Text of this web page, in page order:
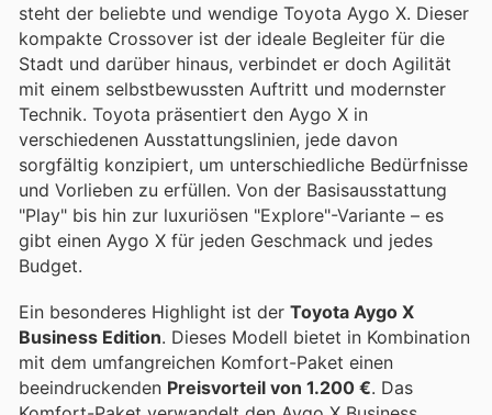
steht der beliebte und wendige Toyota Aygo X. Dieser
kompakte Crossover ist der ideale Begleiter für die
Stadt und darüber hinaus, verbindet er doch Agilität
mit einem selbstbewussten Auftritt und modernster
Technik. Toyota präsentiert den Aygo X in
verschiedenen Ausstattungslinien, jede davon
sorgfältig konzipiert, um unterschiedliche Bedürfnisse
und Vorlieben zu erfüllen. Von der Basisausstattung
"Play" bis hin zur luxuriösen "Explore"-Variante – es
gibt einen Aygo X für jeden Geschmack und jedes
Budget.
Ein besonderes Highlight ist der Toyota Aygo X
Business Edition. Dieses Modell bietet in Kombination
mit dem umfangreichen Komfort-Paket einen
beeindruckenden Preisvorteil von 1.200 €. Das